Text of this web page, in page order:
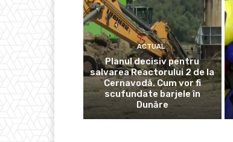
ACTUAL
Planul decisiv pentru
salvarea Reactorului 2 de la
Cernavodă. Cum vor fi
scufundate barjele în
Dunăre